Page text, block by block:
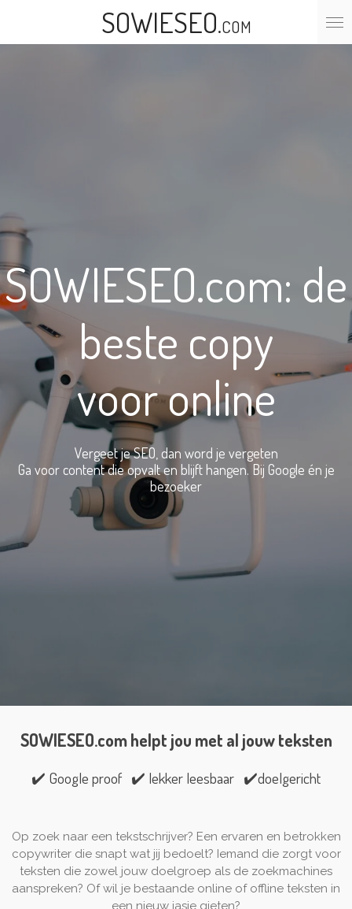
SOWIESEO.COM
SOWIESEO.com: de
beste copy
voor online
Vergeet je SEO, dan word je vergeten
Ga voor content die opvalt en blijft hangen. Bij Google én je
bezoeker
SOWIESEO.com helpt jou met al jouw teksten
✔️ Google proof ✔️ lekker leesbaar ✔️doelgericht
Op zoek naar een tekstschrijver? Een ervaren en betrokken
copywriter die snapt wat jij bedoelt? Iemand die zorgt voor
teksten die zowel jouw doelgroep als de zoekmachines
aanspreken? Of wil je bestaande online of offline teksten in
een nieuw jasje gieten?